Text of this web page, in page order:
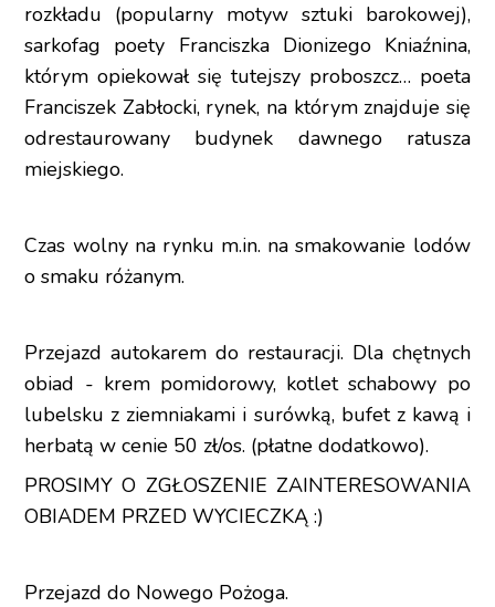
rozkładu (popularny motyw sztuki barokowej),
sarkofag poety Franciszka Dionizego Kniaźnina,
którym opiekował się tutejszy proboszcz… poeta
Franciszek Zabłocki, rynek, na którym znajduje się
odrestaurowany budynek dawnego ratusza
miejskiego.
Czas wolny na rynku m.in. na smakowanie lodów
o smaku różanym.
Przejazd autokarem do restauracji. Dla chętnych
obiad - krem pomidorowy, kotlet schabowy po
lubelsku z ziemniakami i surówką, bufet z kawą i
herbatą w cenie 50 zł/os. (płatne dodatkowo).
PROSIMY O ZGŁOSZENIE ZAINTERESOWANIA
OBIADEM PRZED WYCIECZKĄ :)
Przejazd do Nowego Pożoga.